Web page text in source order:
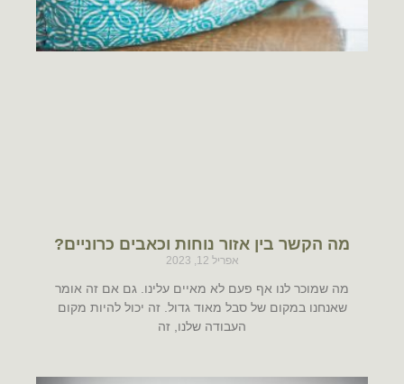
מה הקשר בין אזור נוחות וכאבים כרוניים?
אפריל 12, 2023
מה שמוכר לנו אף פעם לא מאיים עלינו. גם אם זה אומר
שאנחנו במקום של סבל מאוד גדול. זה יכול להיות מקום
העבודה שלנו, זה